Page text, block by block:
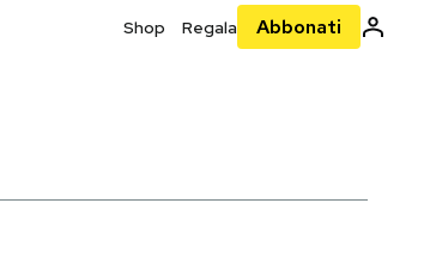
Shop Regala Abbonati